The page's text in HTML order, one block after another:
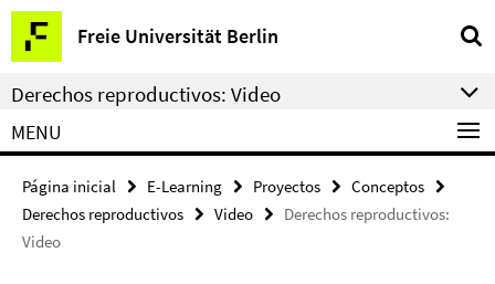
Springe
direkt
zu
Inhalt
Freie Universität Berlin
Herramientas
de
navegación
Derechos reproductivos: Video
MENU
Página inicial E-Learning Proyectos
Conceptos
Derechos reproductivos
Video
Derechos reproductivos:
Video